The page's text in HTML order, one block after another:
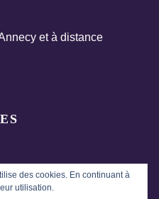
et à distance
de vente
des cookies. En continuant à
utilisation.